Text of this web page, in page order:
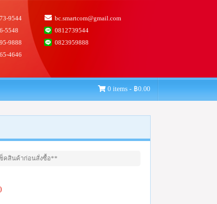
9544
bc.smartcom@gmail.com
5548
0812739544
9888
0823959888
4646
0 items - ฿0.00
ช็คสินค้าก่อนสั่งซื้อ**